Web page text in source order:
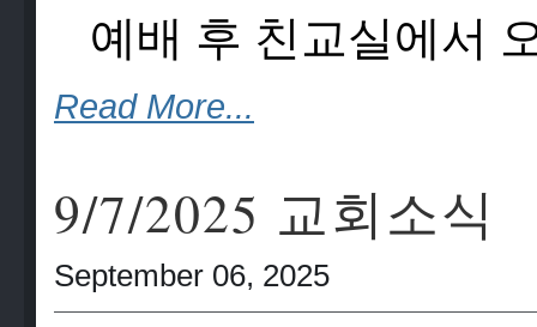
예배 후 친 교실에서
Read More...
9/7/2025 교회소식
September 06, 2025